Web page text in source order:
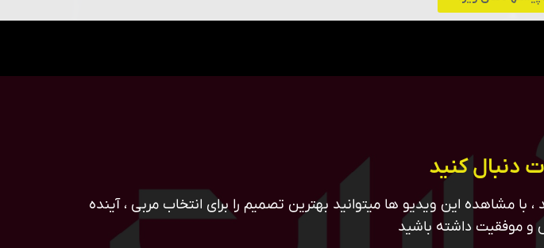
دنبال کنید
با مشاهده این ویدیو ها میتوانید بهترین تصمیم را برای انتخاب مربی ، آینده
و موفقیت داشته باشید